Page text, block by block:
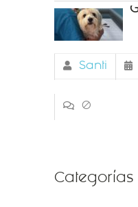
Santi
0
Categorías